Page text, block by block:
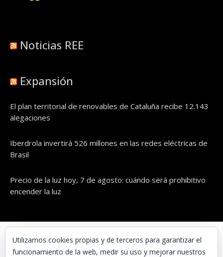
Noticias REE
Expansión
El plan territorial de renovables de Cataluña recibe 12.143
alegaciones
Iberdrola invertirá 526 millones en las redes eléctricas de
Brasil
Precio de la luz hoy, 7 de agosto: cuándo será prohibitivo
encender la luz
© UNAENERGÍA, S.L.
Utilizamos cookies propias y de terceros para garantizar el
funcionamiento de la web, medir su uso y mejorar nuestros